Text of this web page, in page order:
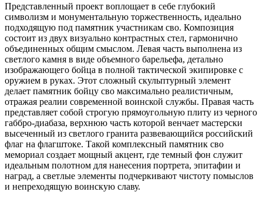
Представленный проект воплощает в себе глубокий
символизм и монументальную торжественность, идеально
подходящую под памятник участникам сво. Композиция
состоит из двух визуально контрастных стел, гармонично
объединенных общим смыслом. Левая часть выполнена из
светлого камня в виде объемного барельефа, детально
изображающего бойца в полной тактической экипировке с
оружием в руках. Этот сложный скульптурный элемент
делает памятник бойцу сво максимально реалистичным,
отражая реалии современной воинской службы. Правая часть
представляет собой строгую прямоугольную плиту из черного
габбро-диабаза, верхнюю часть которой венчает мастерски
высеченный из светлого гранита развевающийся российский
флаг на флагштоке. Такой комплексный памятник сво
мемориал создает мощный акцент, где темный фон служит
идеальным полотном для нанесения портрета, эпитафии и
наград, а светлые элементы подчеркивают чистоту помыслов
и непреходящую воинскую славу.